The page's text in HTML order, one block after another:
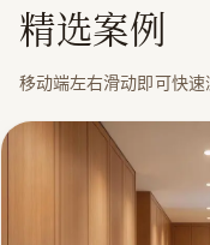
经验；凭着独特多
的工艺，创造出许
起了原木定制的品牌
导入“ISO14001”
理体系，并持续不
套生产工艺的支持
的台阶，创造性的
精选案例
移动端左右滑动即可快速